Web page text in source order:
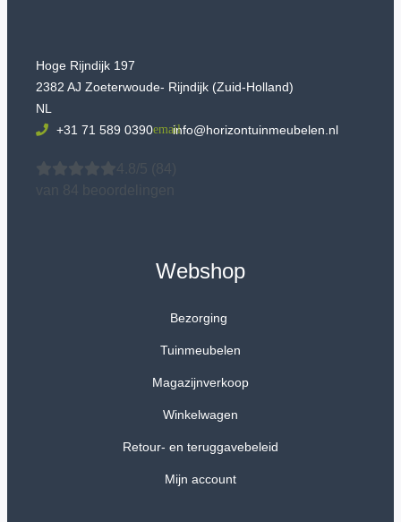
Hoge Rijndijk 197
2382 AJ Zoeterwoude- Rijndijk (Zuid-Holland)
NL
+31 71 589 0390
info@horizontuinmeubelen.nl
4.8/5
(84)
van 84 beoordelingen
Webshop
Bezorging
Tuinmeubelen
Magazijnverkoop
Winkelwagen
Retour- en teruggavebeleid
Mijn account